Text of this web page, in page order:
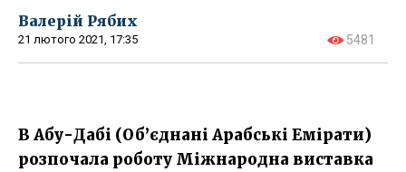
Валерій Рябих
21 лютого 2021, 17:35 5481
В Абу-Дабі (Об’єднані Арабські Емірати)
розпочала роботу Міжнародна виставка